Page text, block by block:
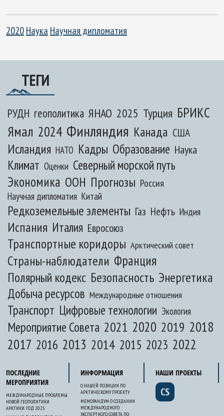
2020Наука Научная дипломатия
ТЕГИ
РУДН геополитика ЯНАО 2025 Турция БРИКС
Ямал 2024 Финляндия Канада США
Исландия НАТО Кадры Образование Наука
Климат Оценки Северный морской путь
Экономика ООН Прогнозы Россия
Научная дипломатия Китай
Редкоземельные элементы Газ Нефть Индия
Испания Италия Евросоюз
Транспортные коридоры Арктический совет
Страны-наблюдатели Франция
Полярный кодекс Безопасность Энергетика
Добыча ресурсов Международные отношения
Транспорт Цифровые технологии Экология
Мероприятие Совета 2021 2020 2019 2018
2017 2016 2013 2014 2015 2023 2022
ПОСЛЕДНИЕ
МЕРОПРИЯТИЯ
МЕЖДУНАРОДНЫЕ ПРОБЛЕМЫ
НОВОЙ ГЕОПОЛИТИКИ
АРКТИКИ. ГОД 2025
ИНФОРМАЦИЯ
О НАШЕЙ ПОЗИЦИИ ПО
АРКТИЧЕСКОМУ ПРОЕКТУ
МЕМОРАНДУМ О СОЗДАНИИ
МЕЖДУНАРОДНОГО
ЭКСПЕРТНОГО СОВЕТА ПО
НАШИ ПРОЕКТЫ
CS